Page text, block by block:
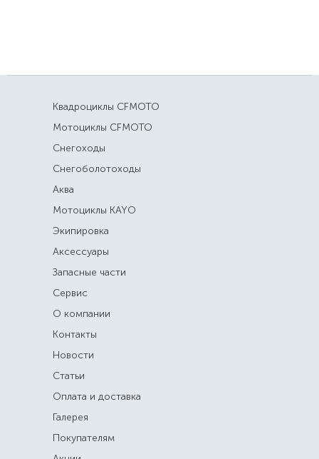
Квадроциклы CFMOTO
Мотоциклы CFMOTO
Снегоходы
Снегоболотоходы
Аква
Мотоциклы KAYO
Экипировка
Аксессуары
Запасные части
Сервис
О компании
Контакты
Новости
Статьи
Оплата и доставка
Галерея
Покупателям